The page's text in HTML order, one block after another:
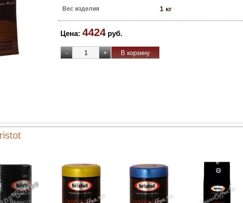
Вес изделия 1 кг
Цена: 4424 руб.